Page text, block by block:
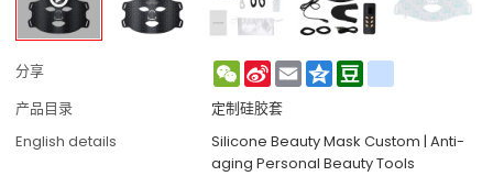
分享 WeChat
Sina
Weibo
EmailQzone
产品目录
定制硅胶套
English details
Silicone Beauty Mask Custom | Anti-
aging Personal Beauty Tools